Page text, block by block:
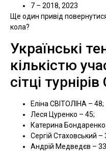
7 – 2018, 2023
Ще один привід
кола?
Українські
кількістю
сітці
Еліна СВІТОЛІНА – 48;
Леся Цуренко – 45;
Катерина Бондаренко
Сергій Стаховський –
Андрій Медведєв –